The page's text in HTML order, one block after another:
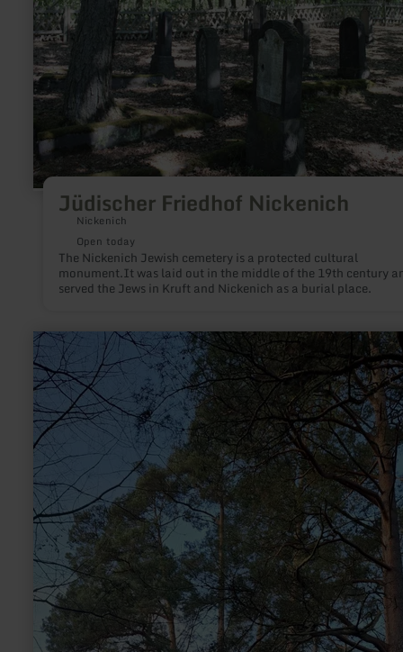
Jüdischer Friedhof Nickenich
Nickenich
Open today
The Nickenich Jewish cemetery is a protected cultural
monument.It was laid out in the middle of the 19th century
served the Jews in Kruft and Nickenich as a burial place.
learn
more
about:
Zuchtstation
klimaresilienter
Kiefern